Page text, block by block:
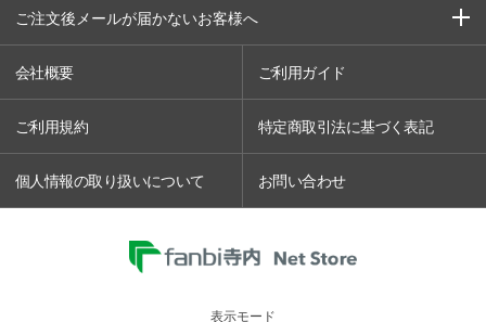
ご注文後メールが届かないお客様へ
会社概要 ご利用ガイド
ご利用規約 特定商取引法に基づく表記
個人情報の取り扱いについて お問い合わせ
表示モード